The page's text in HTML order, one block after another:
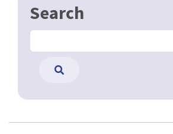
Search